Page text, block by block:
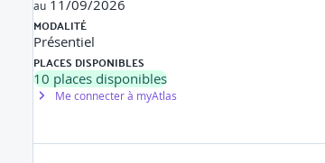
au 11/09/2026
MODALITÉ
Présentiel
PLACES DISPONIBLES
10 places disponibles
Me connecter à myAtlas